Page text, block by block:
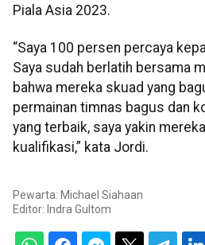
Piala Asia 2023.
“Saya 100 persen percaya
Saya sudah berlatih bersama
bahwa mereka skuad yang
permainan timnas bagus dan
yang terbaik, saya yakin
kualifikasi,” kata Jordi.
Pewarta: Michael Siahaan
Editor: Indra Gultom